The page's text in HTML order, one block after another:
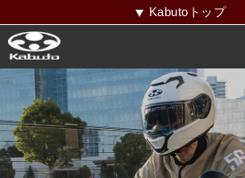
Kabutoトップ